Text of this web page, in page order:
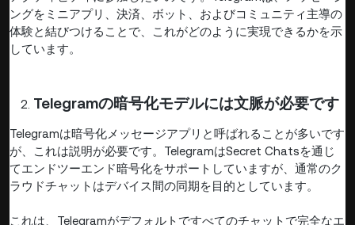
ングをミニアプリ、決済、ボット、およびコミュニティ主導の
体験と結びつけることで、これがどのように実現できるかを示
しています。
Telegramの暗号化モデルには文脈が必要です
Telegramは暗号化メッセージアプリと呼ばれることが多いです
が、これは説明が必要です。TelegramはSecret Chatsを通じ
てエンドツーエンド暗号化をサポートしていますが、通常のク
ラウドチャットはデバイス間の同期を目的としています。
これは、Telegramがデフォルトですべてのチャットで完全なエ